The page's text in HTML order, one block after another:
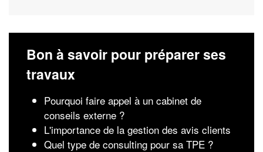
Bon à savoir pour préparer ses
travaux
Pourquoi faire appel à un cabinet de
conseils externe ?
L'importance de la gestion des avis clients
Quel type de consulting pour sa TPE ?